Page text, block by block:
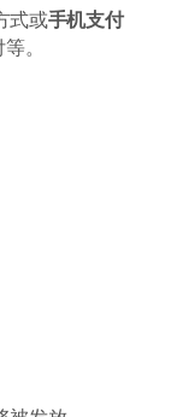
式或手机支付
。